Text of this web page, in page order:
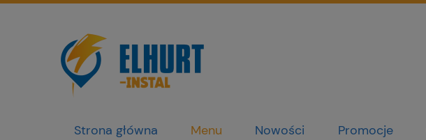
Strona główna Menu Nowości Promocje